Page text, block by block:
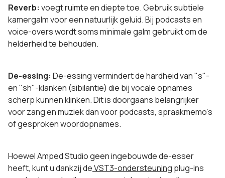
Reverb: voegt ruimte en diepte toe. Gebruik subtiele
kamergalm voor een natuurlijk geluid. Bij podcasts en
voice-overs wordt soms minimale galm gebruikt om de
helderheid te behouden.
De-essing: De-essing vermindert de hardheid van "s"-
en "sh"-klanken (sibilantie) die bij vocale opnames
scherp kunnen klinken. Dit is doorgaans belangrijker
voor zang en muziek dan voor podcasts, spraakmemo's
of gesproken woordopnames.
Hoewel Amped Studio geen ingebouwde de-esser
heeft, kunt u dankzij deVST3-ondersteuning plug-ins